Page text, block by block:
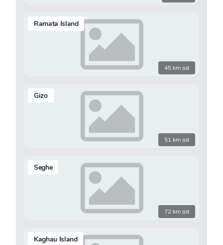
Ramata Island
45 km od
Gizo
51 km od
Seghe
72 km od
Kaghau Island